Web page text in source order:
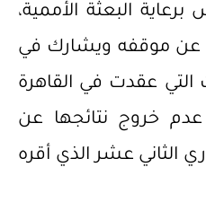
البعثة الأممية،
عن موقفه ويشارك في
التي عقدت في القاهرة
خروج نتائجها عن
الثاني عشر الذي أقره